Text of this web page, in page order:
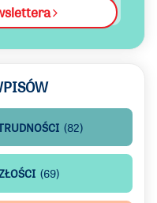
(82)
(69)